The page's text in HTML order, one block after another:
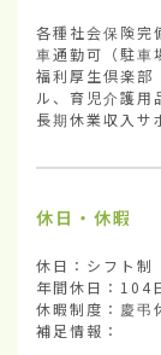
各種社会保険完
車通勤可（駐車
福利厚生倶楽部
ル、育児介護用
長期休業収入サ
休日・休暇
休日：シフト制
年間休日：104
休暇制度：慶弔
補足情報：